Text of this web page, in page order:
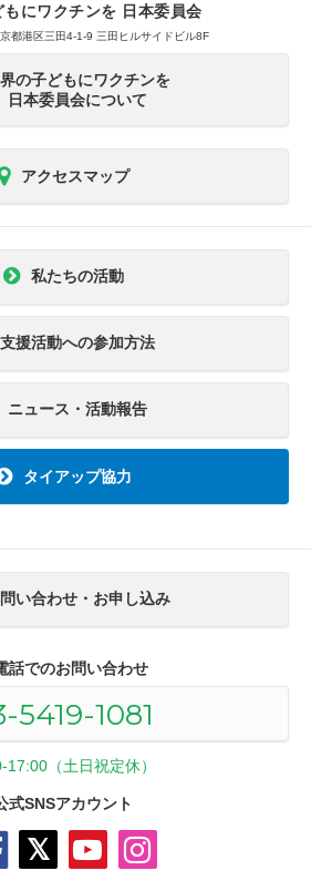
もにワクチンを 日本委員会
都港区三田4-1-9 三田ヒルサイドビル8F
の子どもにワクチンを
日本委員会について
アクセスマップ
私たちの活動
支援活動への参加方法
ニュース・活動報告
タイアップ協力
い合わせ・お申し込み
話でのお問い合わせ
5419-1081
17:00（土日祝定休）
式SNSアカウント